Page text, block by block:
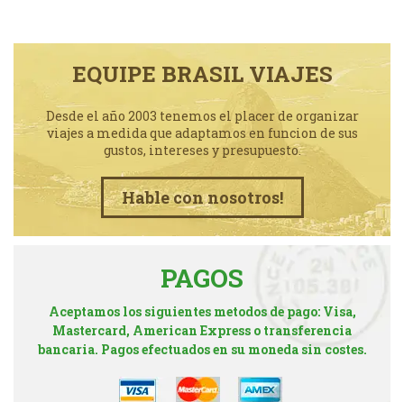
EQUIPE BRASIL VIAJES
Desde el año 2003 tenemos el placer de organizar
viajes a medida que adaptamos en funcion de sus
gustos, intereses y presupuesto.
Hable con nosotros!
PAGOS
Aceptamos los siguientes metodos de pago: Visa,
Mastercard, American Express o transferencia
bancaria. Pagos efectuados en su moneda sin costes.